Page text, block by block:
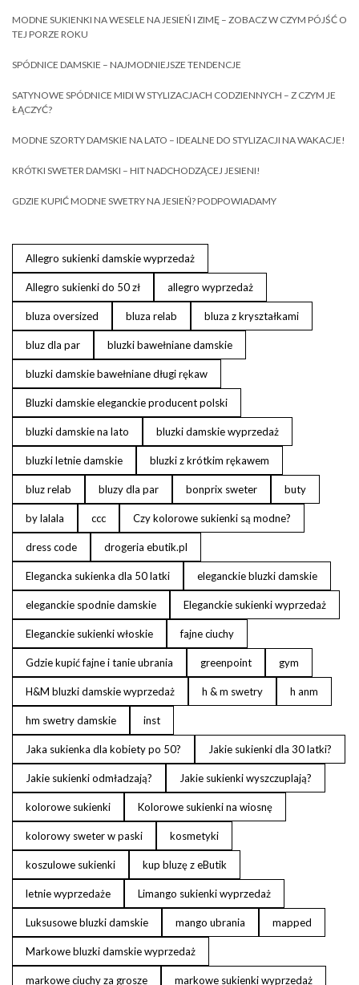
MODNE SUKIENKI NA WESELE NA JESIEŃ I ZIMĘ – ZOBACZ W CZYM PÓJŚĆ O
TEJ PORZE ROKU
SPÓDNICE DAMSKIE – NAJMODNIEJSZE TENDENCJE
SATYNOWE SPÓDNICE MIDI W STYLIZACJACH CODZIENNYCH – Z CZYM JE
ŁĄCZYĆ?
MODNE SZORTY DAMSKIE NA LATO – IDEALNE DO STYLIZACJI NA WAKACJE!
KRÓTKI SWETER DAMSKI – HIT NADCHODZĄCEJ JESIENI!
GDZIE KUPIĆ MODNE SWETRY NA JESIEŃ? PODPOWIADAMY
Allegro sukienki damskie wyprzedaż
Allegro sukienki do 50 zł allegro wyprzedaż
bluza oversized bluza relab bluza z kryształkami
bluz dla par bluzki bawełniane damskie
bluzki damskie bawełniane długi rękaw
Bluzki damskie eleganckie producent polski
bluzki damskie na lato bluzki damskie wyprzedaż
bluzki letnie damskie bluzki z krótkim rękawem
bluz relab bluzy dla par bonprix sweter buty
by lalala ccc Czy kolorowe sukienki są modne?
dress code drogeria ebutik.pl
Elegancka sukienka dla 50 latki eleganckie bluzki damskie
eleganckie spodnie damskie Eleganckie sukienki wyprzedaż
Eleganckie sukienki włoskie fajne ciuchy
Gdzie kupić fajne i tanie ubrania greenpoint gym
H&M bluzki damskie wyprzedaż h & m swetry h anm
hm swetry damskie inst
Jaka sukienka dla kobiety po 50? Jakie sukienki dla 30 latki?
Jakie sukienki odmładzają? Jakie sukienki wyszczuplają?
kolorowe sukienki Kolorowe sukienki na wiosnę
kolorowy sweter w paski kosmetyki
koszulowe sukienki kup bluzę z eButik
letnie wyprzedaże Limango sukienki wyprzedaż
Luksusowe bluzki damskie mango ubrania mapped
Markowe bluzki damskie wyprzedaż
markowe ciuchy za grosze markowe sukienki wyprzedaż